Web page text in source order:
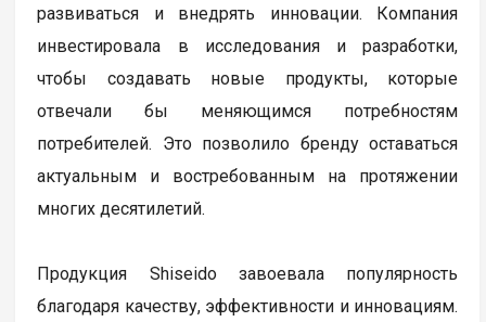
развиваться и внедрять инновации. Компания
инвестировала в исследования и разработки,
чтобы создавать новые продукты, которые
отвечали бы меняющимся потребностям
потребителей. Это позволило бренду оставаться
актуальным и востребованным на протяжении
многих десятилетий.
Продукция Shiseido завоевала популярность
благодаря качеству, эффективности и инновациям.